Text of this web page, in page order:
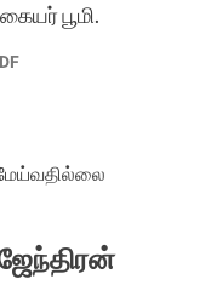
பூமி.